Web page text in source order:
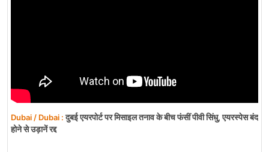
Dubai / Dubai :दुबई एयरपोर्ट पर मिसाइल तनाव के बीच फंसीं पीवी सिंधु, एयरस्पेस बंद
होने से उड़ानें रद्द